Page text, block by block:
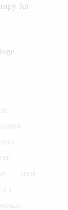
for
FASHION
SHOP
4
WORLD